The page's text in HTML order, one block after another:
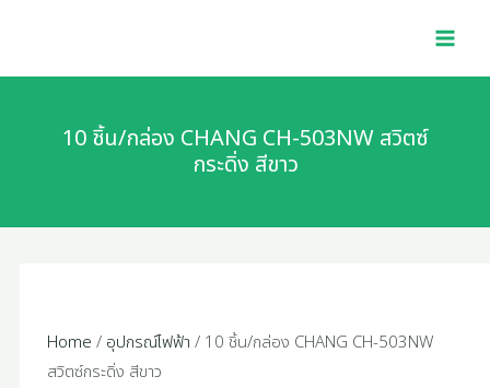
content
10 ชิ้น/กล่อง CHANG CH-503NW สวิตซ์
กระดิ่ง สีขาว
Home / อุปกรณ์ไฟฟ้า / 10 ชิ้น/กล่อง CHANG CH-503NW
สวิตซ์กระดิ่ง สีขาว
กล่อง
CH-